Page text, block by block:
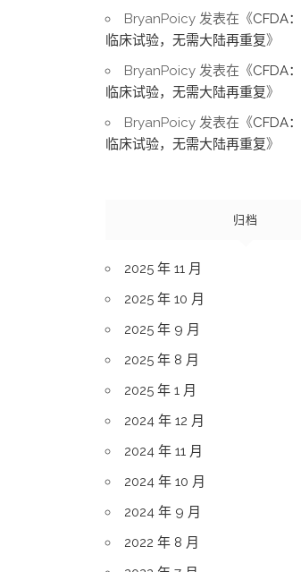
BryanPoicy 发表在《CFDA
临床试验，无需大陆再重复》
BryanPoicy 发表在《CFDA
临床试验，无需大陆再重复》
BryanPoicy 发表在《CFDA
临床试验，无需大陆再重复》
归档
2025 年 11 月
2025 年 10 月
2025 年 9 月
2025 年 8 月
2025 年 1 月
2024 年 12 月
2024 年 11 月
2024 年 10 月
2024 年 9 月
2022 年 8 月